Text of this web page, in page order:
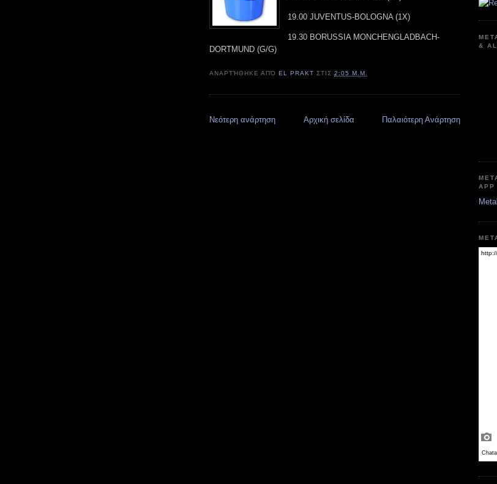
19.00 JUVENTUS-BOLOGNA (1X)
19.30 BORUSSIA MONCHENGLADBACH-
DORTMUND (G/G)
ΑΝΑΡΤΉΘΗΚΕ ΑΠΌEL PRAKT ΣΤΙΣ2:05 Μ.Μ.
Νεότερη ανάρτηση Παλαιότερη Ανάρτηση
Αρχική σελίδα
&
APP